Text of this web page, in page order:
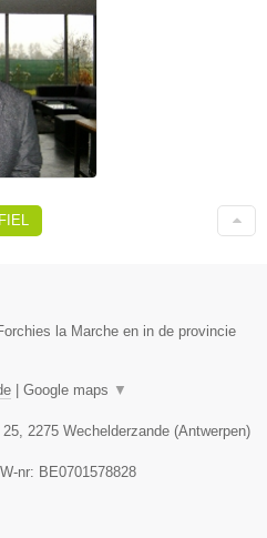
la Marche en in de provincie
Google maps ▼
25 2275 Wechelderzande (Antwerpen)
nr: BE0701578828